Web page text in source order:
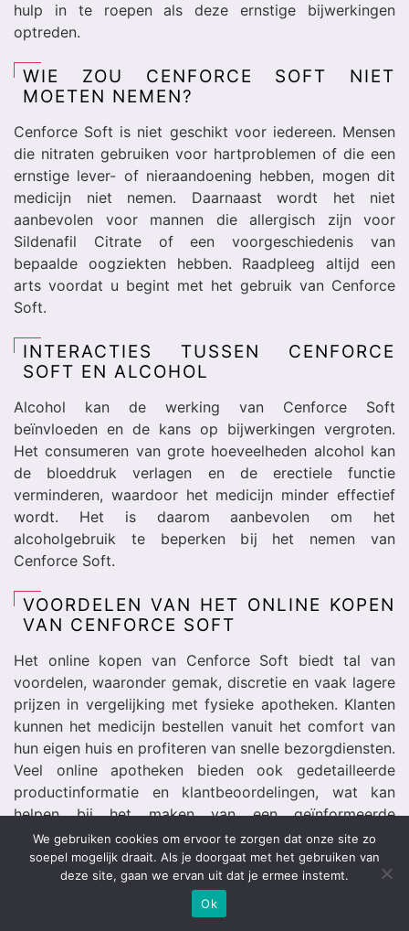
hulp in te roepen als deze ernstige bijwerkingen
optreden.
WIE ZOU CENFORCE SOFT NIET
MOETEN NEMEN?
Cenforce Soft is niet geschikt voor iedereen. Mensen
die nitraten gebruiken voor hartproblemen of die een
ernstige lever- of nieraandoening hebben, mogen dit
medicijn niet nemen. Daarnaast wordt het niet
aanbevolen voor mannen die allergisch zijn voor
Sildenafil Citrate of een voorgeschiedenis van
bepaalde oogziekten hebben. Raadpleeg altijd een
arts voordat u begint met het gebruik van Cenforce
Soft.
INTERACTIES TUSSEN CENFORCE
SOFT EN ALCOHOL
Alcohol kan de werking van Cenforce Soft
beïnvloeden en de kans op bijwerkingen vergroten.
Het consumeren van grote hoeveelheden alcohol kan
de bloeddruk verlagen en de erectiele functie
verminderen, waardoor het medicijn minder effectief
wordt. Het is daarom aanbevolen om het
alcoholgebruik te beperken bij het nemen van
Cenforce Soft.
VOORDELEN VAN HET ONLINE KOPEN
VAN CENFORCE SOFT
Het online kopen van Cenforce Soft biedt tal van
voordelen, waaronder gemak, discretie en vaak lagere
prijzen in vergelijking met fysieke apotheken. Klanten
kunnen het medicijn bestellen vanuit het comfort van
hun eigen huis en profiteren van snelle bezorgdiensten.
Veel online apotheken bieden ook gedetailleerde
productinformatie en klantbeoordelingen, wat kan
helpen bij het maken van een geïnformeerde
aankoopbeslissing.
HOE CENFORCE SOFT IN ONZE
ONLINE APOTHEEK TE KOPEN?
We gebruiken cookies om ervoor te zorgen dat onze site zo
soepel mogelijk draait. Als je doorgaat met het gebruiken van
deze site, gaan we ervan uit dat je ermee instemt.
Ok